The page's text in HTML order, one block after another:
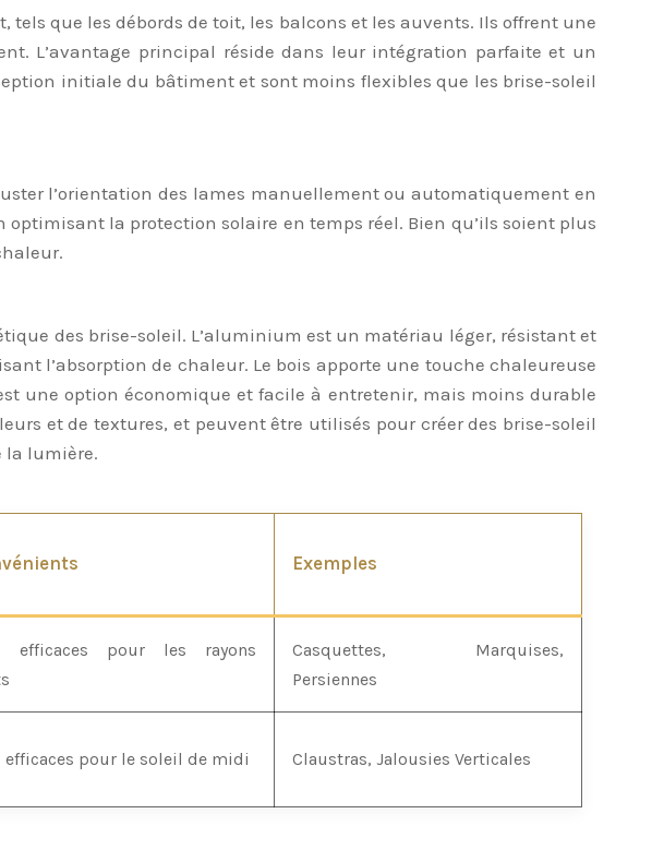
que les débords de toit, les balcons et les auvents. Ils offrent une
L’avantage principal réside dans leur intégration parfaite et un
initiale du bâtiment et sont moins flexibles que les brise-soleil
l’orientation des lames manuellement ou automatiquement en
la protection solaire en temps réel. Bien qu’ils soient plus
des brise-soleil. L’aluminium est un matériau léger, résistant et
l’absorption de chaleur. Le bois apporte une touche chaleureuse
une option économique et facile à entretenir, mais moins durable
et de textures, et peuvent être utilisés pour créer des brise-soleil
la lumière.
Exemples
efficaces pour les rayons
Casquettes, Marquises,
Persiennes
efficaces pour le soleil de midi Claustras, Jalousies Verticales